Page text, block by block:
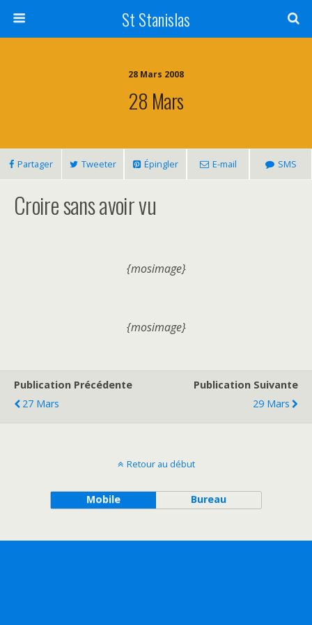
St Stanislas
28 Mars 2008
28 Mars
Partager Tweeter Épingler E-mail SMS
Croire sans avoir vu
{mosimage}
{mosimage}
Publication Précédente
27 Mars
Publication Suivante
29 Mars
Retour au début
Mobile Bureau